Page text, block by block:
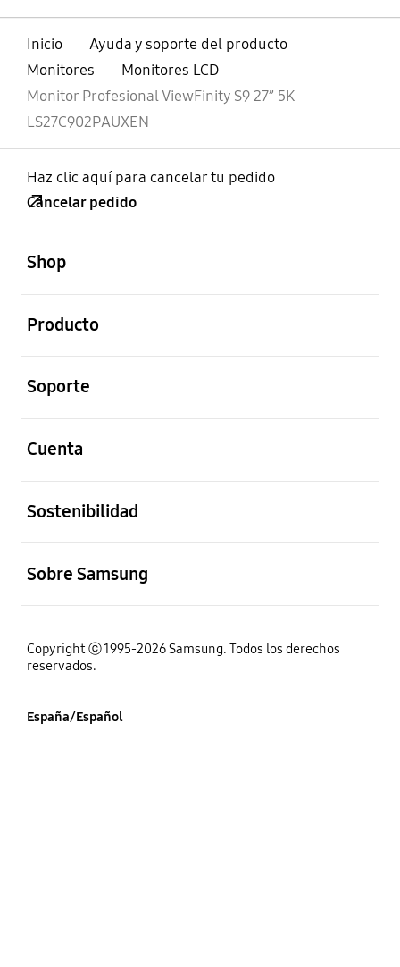
Inicio
Ayuda y soporte del producto
Monitores
Monitores LCD
Monitor Profesional ViewFinity S9 27” 5K
LS27C902PAUXEN
Haz clic aquí para cancelar tu pedido
Cancelar pedido
Shop
Producto
Soporte
Cuenta
Sostenibilidad
Sobre Samsung
Copyright ⓒ 1995-2026 Samsung. Todos los derechos
reservados.
España/Español